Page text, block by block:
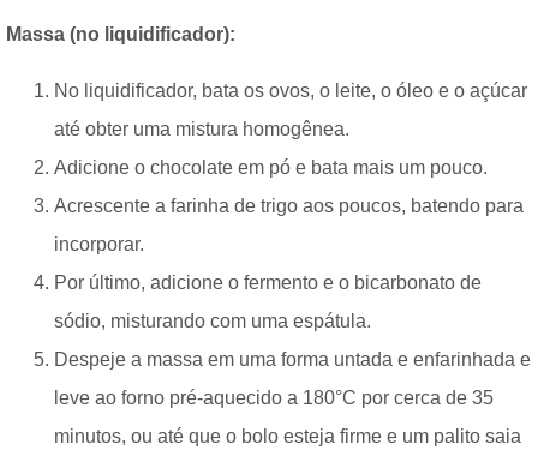
Massa (no liquidificador):
No liquidificador, bata os ovos, o leite, o óleo e o açúcar
até obter uma mistura homogênea.
Adicione o chocolate em pó e bata mais um pouco.
Acrescente a farinha de trigo aos poucos, batendo para
incorporar.
Por último, adicione o fermento e o bicarbonato de
sódio, misturando com uma espátula.
Despeje a massa em uma forma untada e enfarinhada e
leve ao forno pré-aquecido a 180°C por cerca de 35
minutos, ou até que o bolo esteja firme e um palito saia